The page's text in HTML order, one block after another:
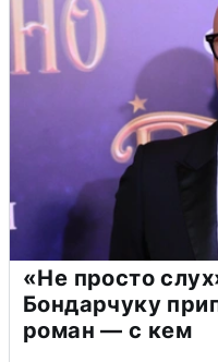
«Не просто
Бондарчуку
роман — с кем